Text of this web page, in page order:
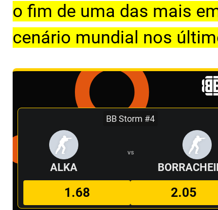
o fim de uma das mais
cenário mundial nos
BB Storm #4
ALKA
VS
1.68
2.05